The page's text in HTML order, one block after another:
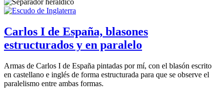
Carlos I de España, blasones
estructurados y en paralelo
Armas de Carlos I de España pintadas por mí, con el blasón escrito
en castellano e inglés de forma estructurada para que se observe el
paralelismo entre ambas formas.